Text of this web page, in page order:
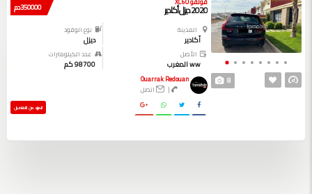
8
350000 دم 2020 ديزل أكادير
المدينة
أكادير
نوع الوقود
ديزل
الأصل
ww المغرب
عدد الكيلومترات
98700 كم
Ouarrak Redouan
|
اتصل
المزيد من التفاصيل